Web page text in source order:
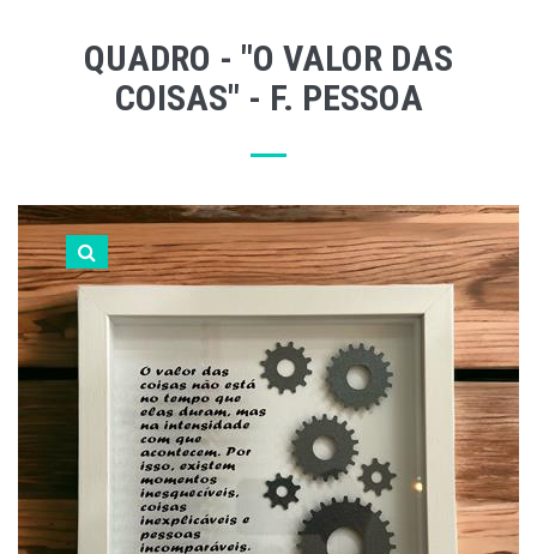
QUADRO - "O VALOR DAS
COISAS" - F. PESSOA